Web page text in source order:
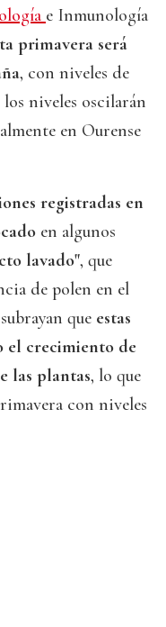
e Inmunología
primavera será
, con niveles de
niveles oscilarán
en Ourense
registradas en
en algunos
lavado", que
de polen en el
que estas
el crecimiento de
las plantas, lo que
con niveles